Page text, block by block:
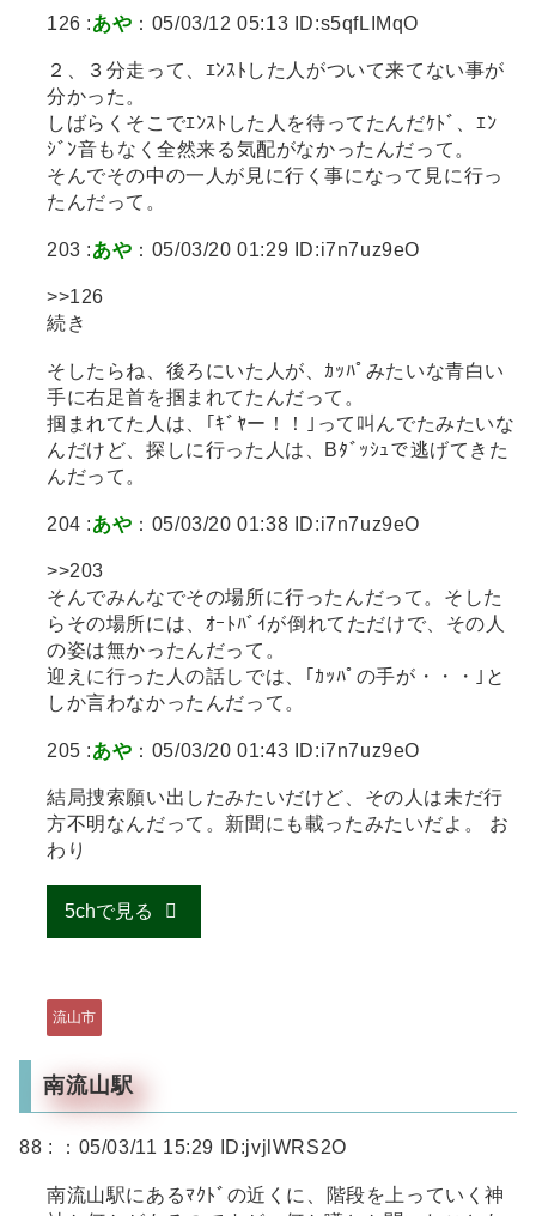
126 :あや ：05/03/12 05:13 ID:s5qfLIMqO
２、３分走って、ｴﾝｽﾄした人がついて来てない事が
分かった。
しばらくそこでｴﾝｽﾄした人を待ってたんだｹﾄﾞ、ｴﾝ
ｼﾞﾝ音もなく全然来る気配がなかったんだって。
そんでその中の一人が見に行く事になって見に行っ
たんだって。
203 :あや ：05/03/20 01:29 ID:i7n7uz9eO
>>126
続き
そしたらね、後ろにいた人が、ｶｯﾊﾟみたいな青白い
手に右足首を掴まれてたんだって。
掴まれてた人は、｢ｷﾞﾔー！！｣って叫んでたみたいな
んだけど、探しに行った人は、Bﾀﾞｯｼｭで逃げてきた
んだって。
204 :あや ：05/03/20 01:38 ID:i7n7uz9eO
>>203
そんでみんなでその場所に行ったんだって。そした
らその場所には、ｵｰﾄﾊﾞｲが倒れてただけで、その人
の姿は無かったんだって。
迎えに行った人の話しでは、｢ｶｯﾊﾟの手が・・・｣と
しか言わなかったんだって。
205 :あや ：05/03/20 01:43 ID:i7n7uz9eO
結局捜索願い出したみたいだけど、その人は未だ行
方不明なんだって。新聞にも載ったみたいだよ。 お
わり
5chで見る
流山市
南流山駅
88 : ：05/03/11 15:29 ID:jvjlWRS2O
南流山駅にあるﾏｸﾄﾞの近くに、階段を上っていく神